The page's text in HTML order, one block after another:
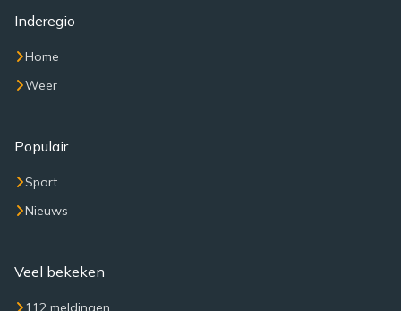
Inderegio
Home
Weer
Populair
Sport
Nieuws
Veel bekeken
112 meldingen